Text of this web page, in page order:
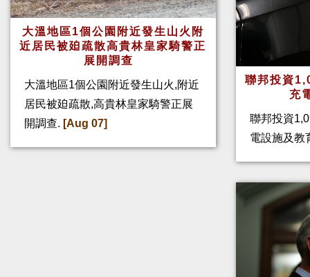
大溫地區1個公園附近發生山火附
近居民被廹疏散高貴林皇家騎警正
展開調查
大溫地區1個公園附近發生山火,附近
居民被廹疏散,高貴林皇家騎警正展
開調查. [Aug 07]
聯邦投資
充
聯邦投資
電設施及教